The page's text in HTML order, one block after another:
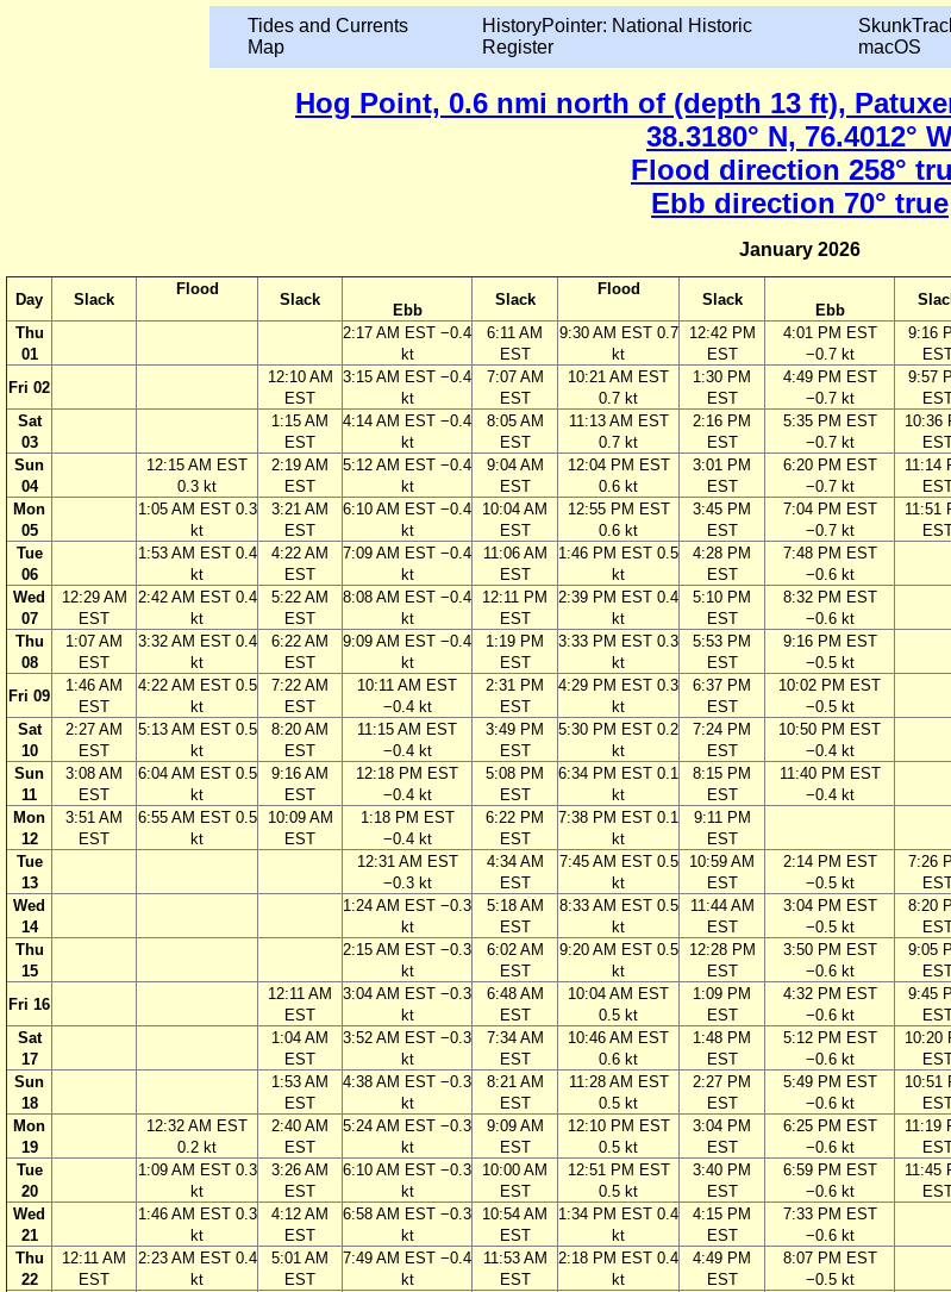
Tides and Currents
Map
HistoryPointer: National Historic
Register
macOS
Hog Point, 0.6 nmi north of (depth 13 ft),
38.3180° N, 76.4012°
Flood direction 258°
Ebb direction 70° true
January 2026
Day Slack
Flood
Slack
Ebb
Slack
Flood
Slack
Ebb
Thu
01
2:17 AM EST −0.4
kt
6:11 AM
EST
9:30 AM EST 0.7
kt
12:42 PM
EST
4:01 PM EST
−0.7 kt
9:16
Fri 02
12:10 AM
EST
3:15 AM EST −0.4
kt
7:07 AM
EST
10:21 AM EST
0.7 kt
1:30 PM
EST
4:49 PM EST
−0.7 kt
9:57
Sat
03
1:15 AM
EST
4:14 AM EST −0.4
kt
8:05 AM
EST
11:13 AM EST
0.7 kt
2:16 PM
EST
5:35 PM EST
−0.7 kt
10:36
Sun
04
12:15 AM EST
0.3 kt
2:19 AM
EST
5:12 AM EST −0.4
kt
9:04 AM
EST
12:04 PM EST
0.6 kt
3:01 PM
EST
6:20 PM EST
−0.7 kt
11:14
Mon
05
1:05 AM EST 0.3
kt
3:21 AM
EST
6:10 AM EST −0.4
kt
10:04 AM
EST
12:55 PM EST
0.6 kt
3:45 PM
EST
7:04 PM EST
−0.7 kt
11:51
Tue
06
1:53 AM EST 0.4
kt
4:22 AM
EST
7:09 AM EST −0.4
kt
11:06 AM
EST
1:46 PM EST 0.5
kt
4:28 PM
EST
7:48 PM EST
−0.6 kt
Wed
07
12:29 AM
EST
2:42 AM EST 0.4
kt
5:22 AM
EST
8:08 AM EST −0.4
kt
12:11 PM
EST
2:39 PM EST 0.4
kt
5:10 PM
EST
8:32 PM EST
−0.6 kt
Thu
08
1:07 AM
EST
3:32 AM EST 0.4
kt
6:22 AM
EST
9:09 AM EST −0.4
kt
1:19 PM
EST
3:33 PM EST 0.3
kt
5:53 PM
EST
9:16 PM EST
−0.5 kt
Fri 09
1:46 AM
EST
4:22 AM EST 0.5
kt
7:22 AM
EST
10:11 AM EST
−0.4 kt
2:31 PM
EST
4:29 PM EST 0.3
kt
6:37 PM
EST
10:02 PM EST
−0.5 kt
Sat
10
2:27 AM
EST
5:13 AM EST 0.5
kt
8:20 AM
EST
11:15 AM EST
−0.4 kt
3:49 PM
EST
5:30 PM EST 0.2
kt
7:24 PM
EST
10:50 PM EST
−0.4 kt
Sun
11
3:08 AM
EST
6:04 AM EST 0.5
kt
9:16 AM
EST
12:18 PM EST
−0.4 kt
5:08 PM
EST
6:34 PM EST 0.1
kt
8:15 PM
EST
11:40 PM EST
−0.4 kt
Mon
12
3:51 AM
EST
6:55 AM EST 0.5
kt
10:09 AM
EST
1:18 PM EST
−0.4 kt
6:22 PM
EST
7:38 PM EST 0.1
kt
9:11 PM
EST
Tue
13
12:31 AM EST
−0.3 kt
4:34 AM
EST
7:45 AM EST 0.5
kt
10:59 AM
EST
2:14 PM EST
−0.5 kt
7:26
Wed
14
1:24 AM EST −0.3
kt
5:18 AM
EST
8:33 AM EST 0.5
kt
11:44 AM
EST
3:04 PM EST
−0.5 kt
8:20
Thu
15
2:15 AM EST −0.3
kt
6:02 AM
EST
9:20 AM EST 0.5
kt
12:28 PM
EST
3:50 PM EST
−0.6 kt
9:05
Fri 16
12:11 AM
EST
3:04 AM EST −0.3
kt
6:48 AM
EST
10:04 AM EST
0.5 kt
1:09 PM
EST
4:32 PM EST
−0.6 kt
9:45
Sat
17
1:04 AM
EST
3:52 AM EST −0.3
kt
7:34 AM
EST
10:46 AM EST
0.6 kt
1:48 PM
EST
5:12 PM EST
−0.6 kt
10:20
Sun
18
1:53 AM
EST
4:38 AM EST −0.3
kt
8:21 AM
EST
11:28 AM EST
0.5 kt
2:27 PM
EST
5:49 PM EST
−0.6 kt
10:51
Mon
19
12:32 AM EST
0.2 kt
2:40 AM
EST
5:24 AM EST −0.3
kt
9:09 AM
EST
12:10 PM EST
0.5 kt
3:04 PM
EST
6:25 PM EST
−0.6 kt
11:19
Tue
20
1:09 AM EST 0.3
kt
3:26 AM
EST
6:10 AM EST −0.3
kt
10:00 AM
EST
12:51 PM EST
0.5 kt
3:40 PM
EST
6:59 PM EST
−0.6 kt
11:45
Wed
21
1:46 AM EST 0.3
kt
4:12 AM
EST
6:58 AM EST −0.3
kt
10:54 AM
EST
1:34 PM EST 0.4
kt
4:15 PM
EST
7:33 PM EST
−0.6 kt
Thu
22
12:11 AM
EST
2:23 AM EST 0.4
kt
5:01 AM
EST
7:49 AM EST −0.4
kt
11:53 AM
EST
2:18 PM EST 0.4
kt
4:49 PM
EST
8:07 PM EST
−0.5 kt